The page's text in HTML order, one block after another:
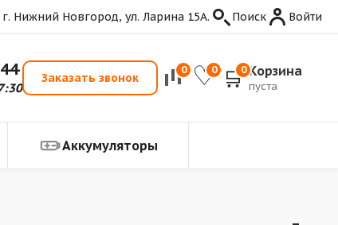
г. Нижний Новгород, ул. Ларина 15А. Поиск Войти
Заказать звонок
0 0 0 Корзина
пуста
Аккумуляторы